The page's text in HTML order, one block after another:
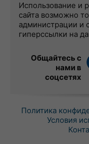
Использование и
сайта возможно
администрации и
гиперссылки на
Общайтесь с
нами в
соцсетях
Политика
Условия